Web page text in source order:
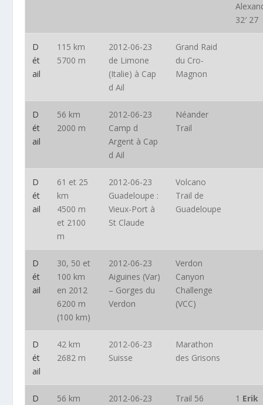
32′ 27
D
ét
ail
115 km
5700 m
2012-06-23
de Limone
(Italie) à Cap
d Ail
Grand Raid
du Cro-
Magnon
D
ét
ail
56 km
2000 m
2012-06-23
Camp d
Argent à Cap
d Ail
Néander
Trail
D
ét
ail
61 et 25
km
4500 m
et 2100
m
2012-06-23
Guadeloupe :
Vieux-Port à
St Claude
Volcano
Trail de
Guadeloupe
D
ét
ail
30, 50 et
100 km
en 2012
6200 m
(100 km)
2012-06-23
Aiguines (Var)
– Gorges du
Verdon
Verdon
Canyon
Challenge
(VCC)
D
ét
ail
42 km
2682 m
2012-06-23
Suisse
Marathon
des Grisons
D
56 km
2012-06-23
Trail 56
1 Erik